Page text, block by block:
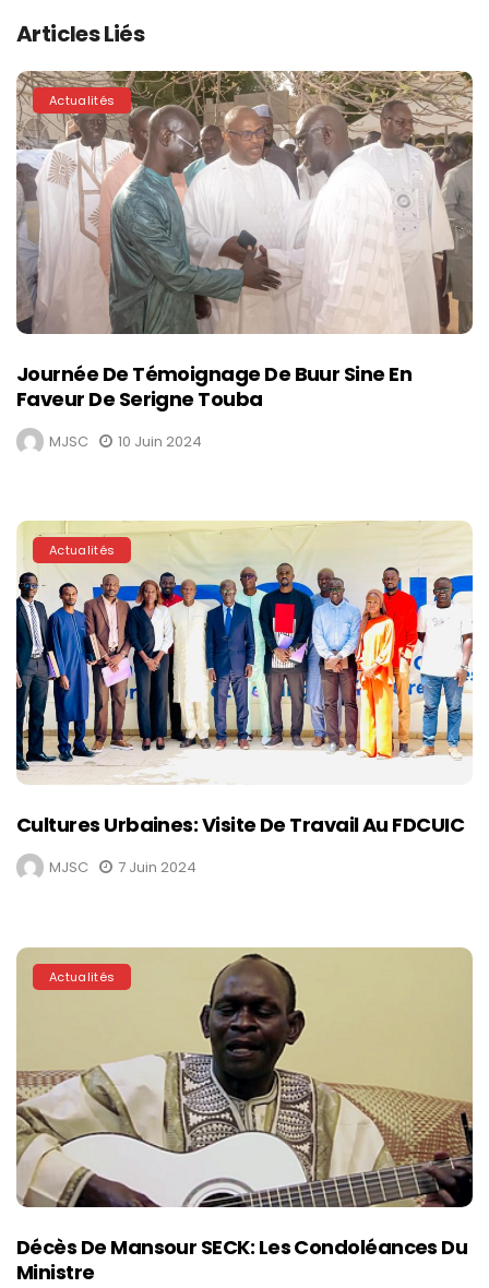
Articles Liés
Actualités
Journée De Témoignage De Buur Sine En
Faveur De Serigne Touba
MJSC 10 Juin 2024
Actualités
Cultures Urbaines: Visite De Travail Au FDCUIC
MJSC 7 Juin 2024
Actualités
Décès De Mansour SECK: Les Condoléances Du
Ministre